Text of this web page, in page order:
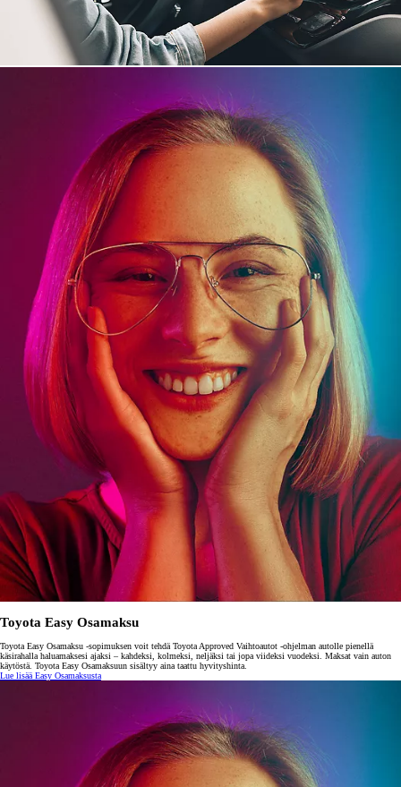
Toyota Easy Osamaksu
Toyota Easy Osamaksu -sopimuksen voit tehdä Toyota Approved Vaihtoautot -ohjelman autolle pienellä
käsirahalla haluamaksesi ajaksi – kahdeksi, kolmeksi, neljäksi tai jopa viideksi vuodeksi. Maksat vain auton
käytöstä. Toyota Easy Osamaksuun sisältyy aina taattu hyvityshinta.
Lue lisää Easy Osamaksusta